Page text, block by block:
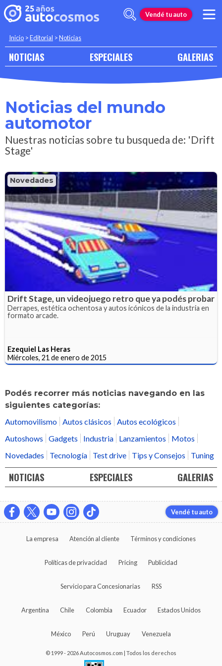
Vendé tu auto
Inicio >Editorial >Noticias
NOTICIAS ESPECIALES GALERIAS
Noticias del mundo
automotor
Nuestras noticias sobre tu busqueda de: 'Drift
Stage'
Novedades
Drift Stage, un videojuego retro que ya podés probar
Derrapes, estética ochentosa y autos icónicos de la industria en
formato arcade.
Ezequiel Las Heras
Miércoles, 21 de enero de 2015
Podés recorrer más noticias navegando en las
siguientes categorías:
Automovilismo Autos clásicos
Autos ecológicos
Autoshows
Gadgets Industria Lanzamientos
Motos
Novedades
Tecnología Test drive Tips y Consejos Tuning
NOTICIAS ESPECIALES GALERIAS
Vendé tu auto
La empresa Atención al cliente Términos y condiciones
Políticas de privacidad Pricing Publicidad
Servicio para Concesionarias RSS
Argentina Chile Colombia Ecuador Estados Unidos
México Perú Uruguay Venezuela
© 1999 - 2026 Autocosmos.com | Todos los derechos